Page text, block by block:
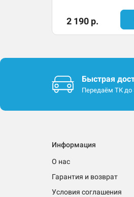
2 190 р.
Быстрая
Передаём ТК до
Информация
О нас
Гарантия и возврат
Условия соглашения